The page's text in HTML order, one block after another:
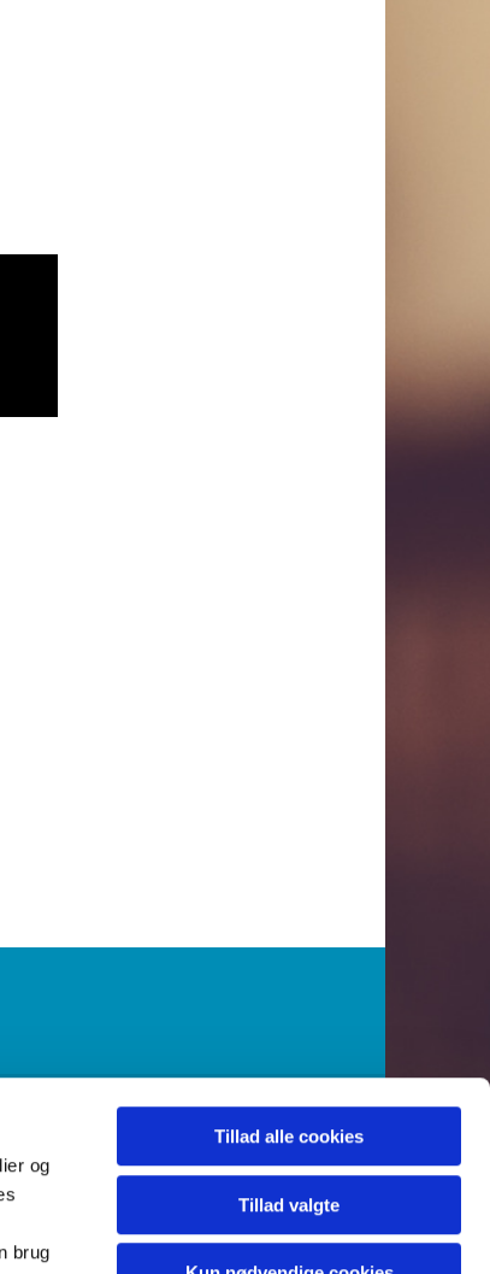
og
brug
Tillad alle cookies
Tillad valgte